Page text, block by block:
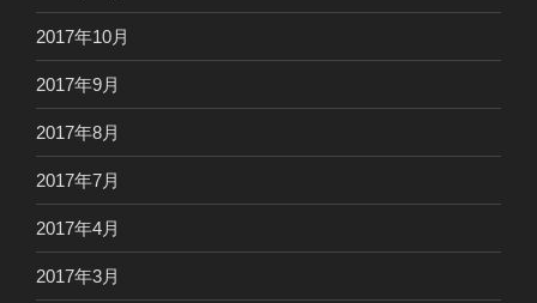
2017年10月
2017年9月
2017年8月
2017年7月
2017年4月
2017年3月